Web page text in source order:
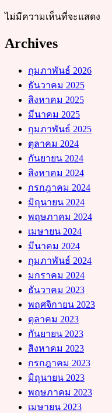
ไม่มีความเห็นที่จะแสดง
Archives
กุมภาพันธ์ 2026
ธันวาคม 2025
สิงหาคม 2025
มีนาคม 2025
กุมภาพันธ์ 2025
ตุลาคม 2024
กันยายน 2024
สิงหาคม 2024
กรกฎาคม 2024
มิถุนายน 2024
พฤษภาคม 2024
เมษายน 2024
มีนาคม 2024
กุมภาพันธ์ 2024
มกราคม 2024
ธันวาคม 2023
พฤศจิกายน 2023
ตุลาคม 2023
กันยายน 2023
สิงหาคม 2023
กรกฎาคม 2023
มิถุนายน 2023
พฤษภาคม 2023
เมษายน 2023